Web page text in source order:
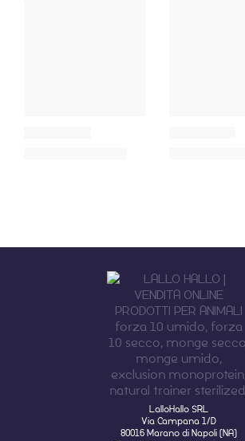
LalloHallo SRL
Via Campana 1/D
80016 Marano di Napoli (NA)